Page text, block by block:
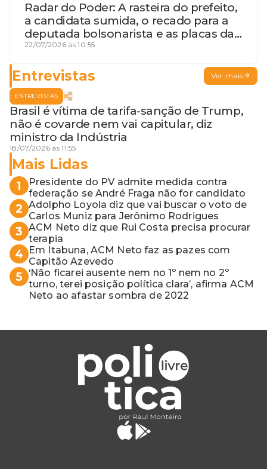
Radar do Poder: A rasteira do prefeito,
a candidata sumida, o recado para a
deputada bolsonarista e as placas da
discórdia
22/07/2026 às 10:55
Entrevistas Ver mais
ENTREVISTAS
Brasil é vítima de tarifa-sanção de Trump,
não é covarde nem vai capitular, diz
ministro da Indústria
18/07/2026 às 11:55
Mais Lidas
1
Presidente do PV admite medida contra
federação se André Fraga não for candidato
2 Adolpho Loyola diz que vai buscar o voto de
Carlos Muniz para Jerônimo Rodrigues
3 ACM Neto diz que Rui Costa precisa procurar
terapia
4
Em Itabuna, ACM Neto faz as pazes com
Capitão Azevedo
5
‘Não ficarei ausente nem no 1º nem no 2º
turno, terei posição política clara’, afirma ACM
Neto ao afastar sombra de 2022